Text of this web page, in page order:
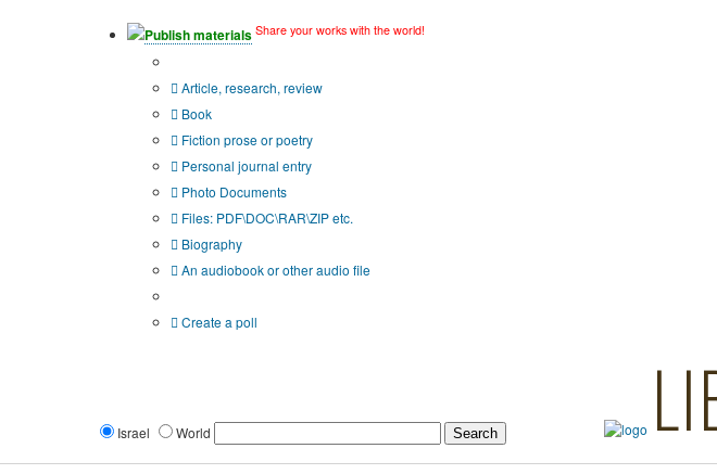
Publish materials Share your works with the world!
Article, research, review
Book
Fiction prose or poetry
Personal journal entry
Photo Documents
Files: PDF\DOC\RAR\ZIP etc.
Biography
An audiobook or other audio file
Create a poll
Israel World